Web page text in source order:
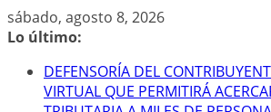
Saltar
al
sábado, agosto 8, 2026
Lo último:
DEFENSORÍA DEL
VIRTUAL QUE PERMITIRÁ